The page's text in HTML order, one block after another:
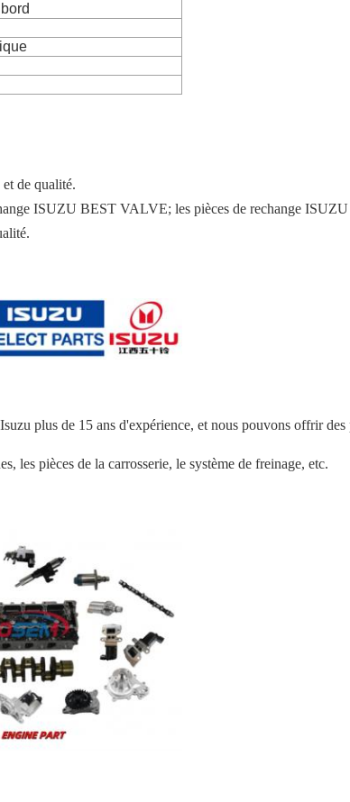
de qualité.
ISUZU BEST VALVE; les pièces de rechange
plus de 15 ans d'expérience, et nous pouvons offrir
les pièces de la carrosserie, le système de freinage, etc.